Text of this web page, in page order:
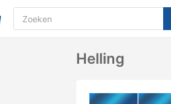
Helling